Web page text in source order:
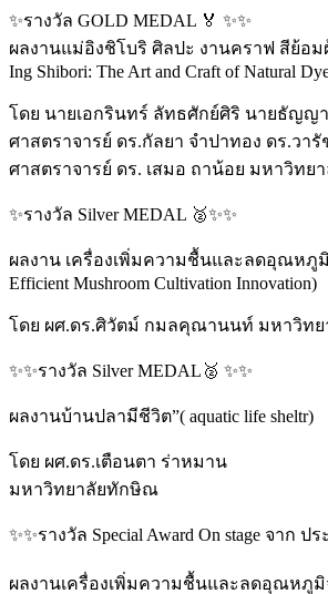
✨️รางวัล GOLD MEDAL 🏅 ✨️✨️
ผลงานแม่อิงชิโบริ ศิลปะ งานคราฟ สีย้อม
Ing Shibori: The Art and Craft of Natural
โดย นายเอกรินทร์ ลัทธศักย์ศิริ นายธัญญ
ศาสตราจารย์ ดร.กัลยา จำปาทอง ดร.วา
ศาสตราจารย์ ดร. เสมอ ถาน้อย มหาวิทยา
✨️รางวัล Silver MEDAL 🥈✨️✨️
ผลงาน เครื่องเพิ่มความชื้นและลดอุณหภู
Efficient Mushroom Cultivation Innovation)
โดย ผศ.ดร.ศิวัตม์ กมลคุณานนท์ มหาวิท
✨️✨️รางวัล Silver MEDAL🥈 ✨️✨️
ผลงานบ้านปลามีชีวิต”( aquatic life sheltr)
โดย ผศ.ดร.เตือนตา ร่าหมาน
มหาวิทยาลัยทักษิณ
✨️✨️รางวัล Special Award On stage จาก
ผลงานเครื่องเพิ่มความชื้นและลดอุณหภูมิ